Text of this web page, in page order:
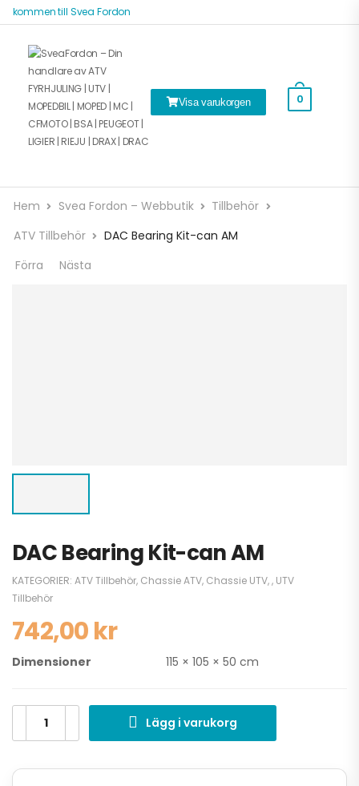
till Svea Fordon
Visa varukorgen 0
Hem Svea Fordon – Webbutik
Tillbehör
ATV Tillbehör
DAC Bearing Kit-can AM
Förra
Nästa
DAC Bearing Kit-can AM
KATEGORIER: ATV Tillbehör, Chassie ATV, Chassie UTV,, UTV
Tillbehör
742,00kr
Dimensioner 115 × 105 × 50 cm
Lägg i varukorg